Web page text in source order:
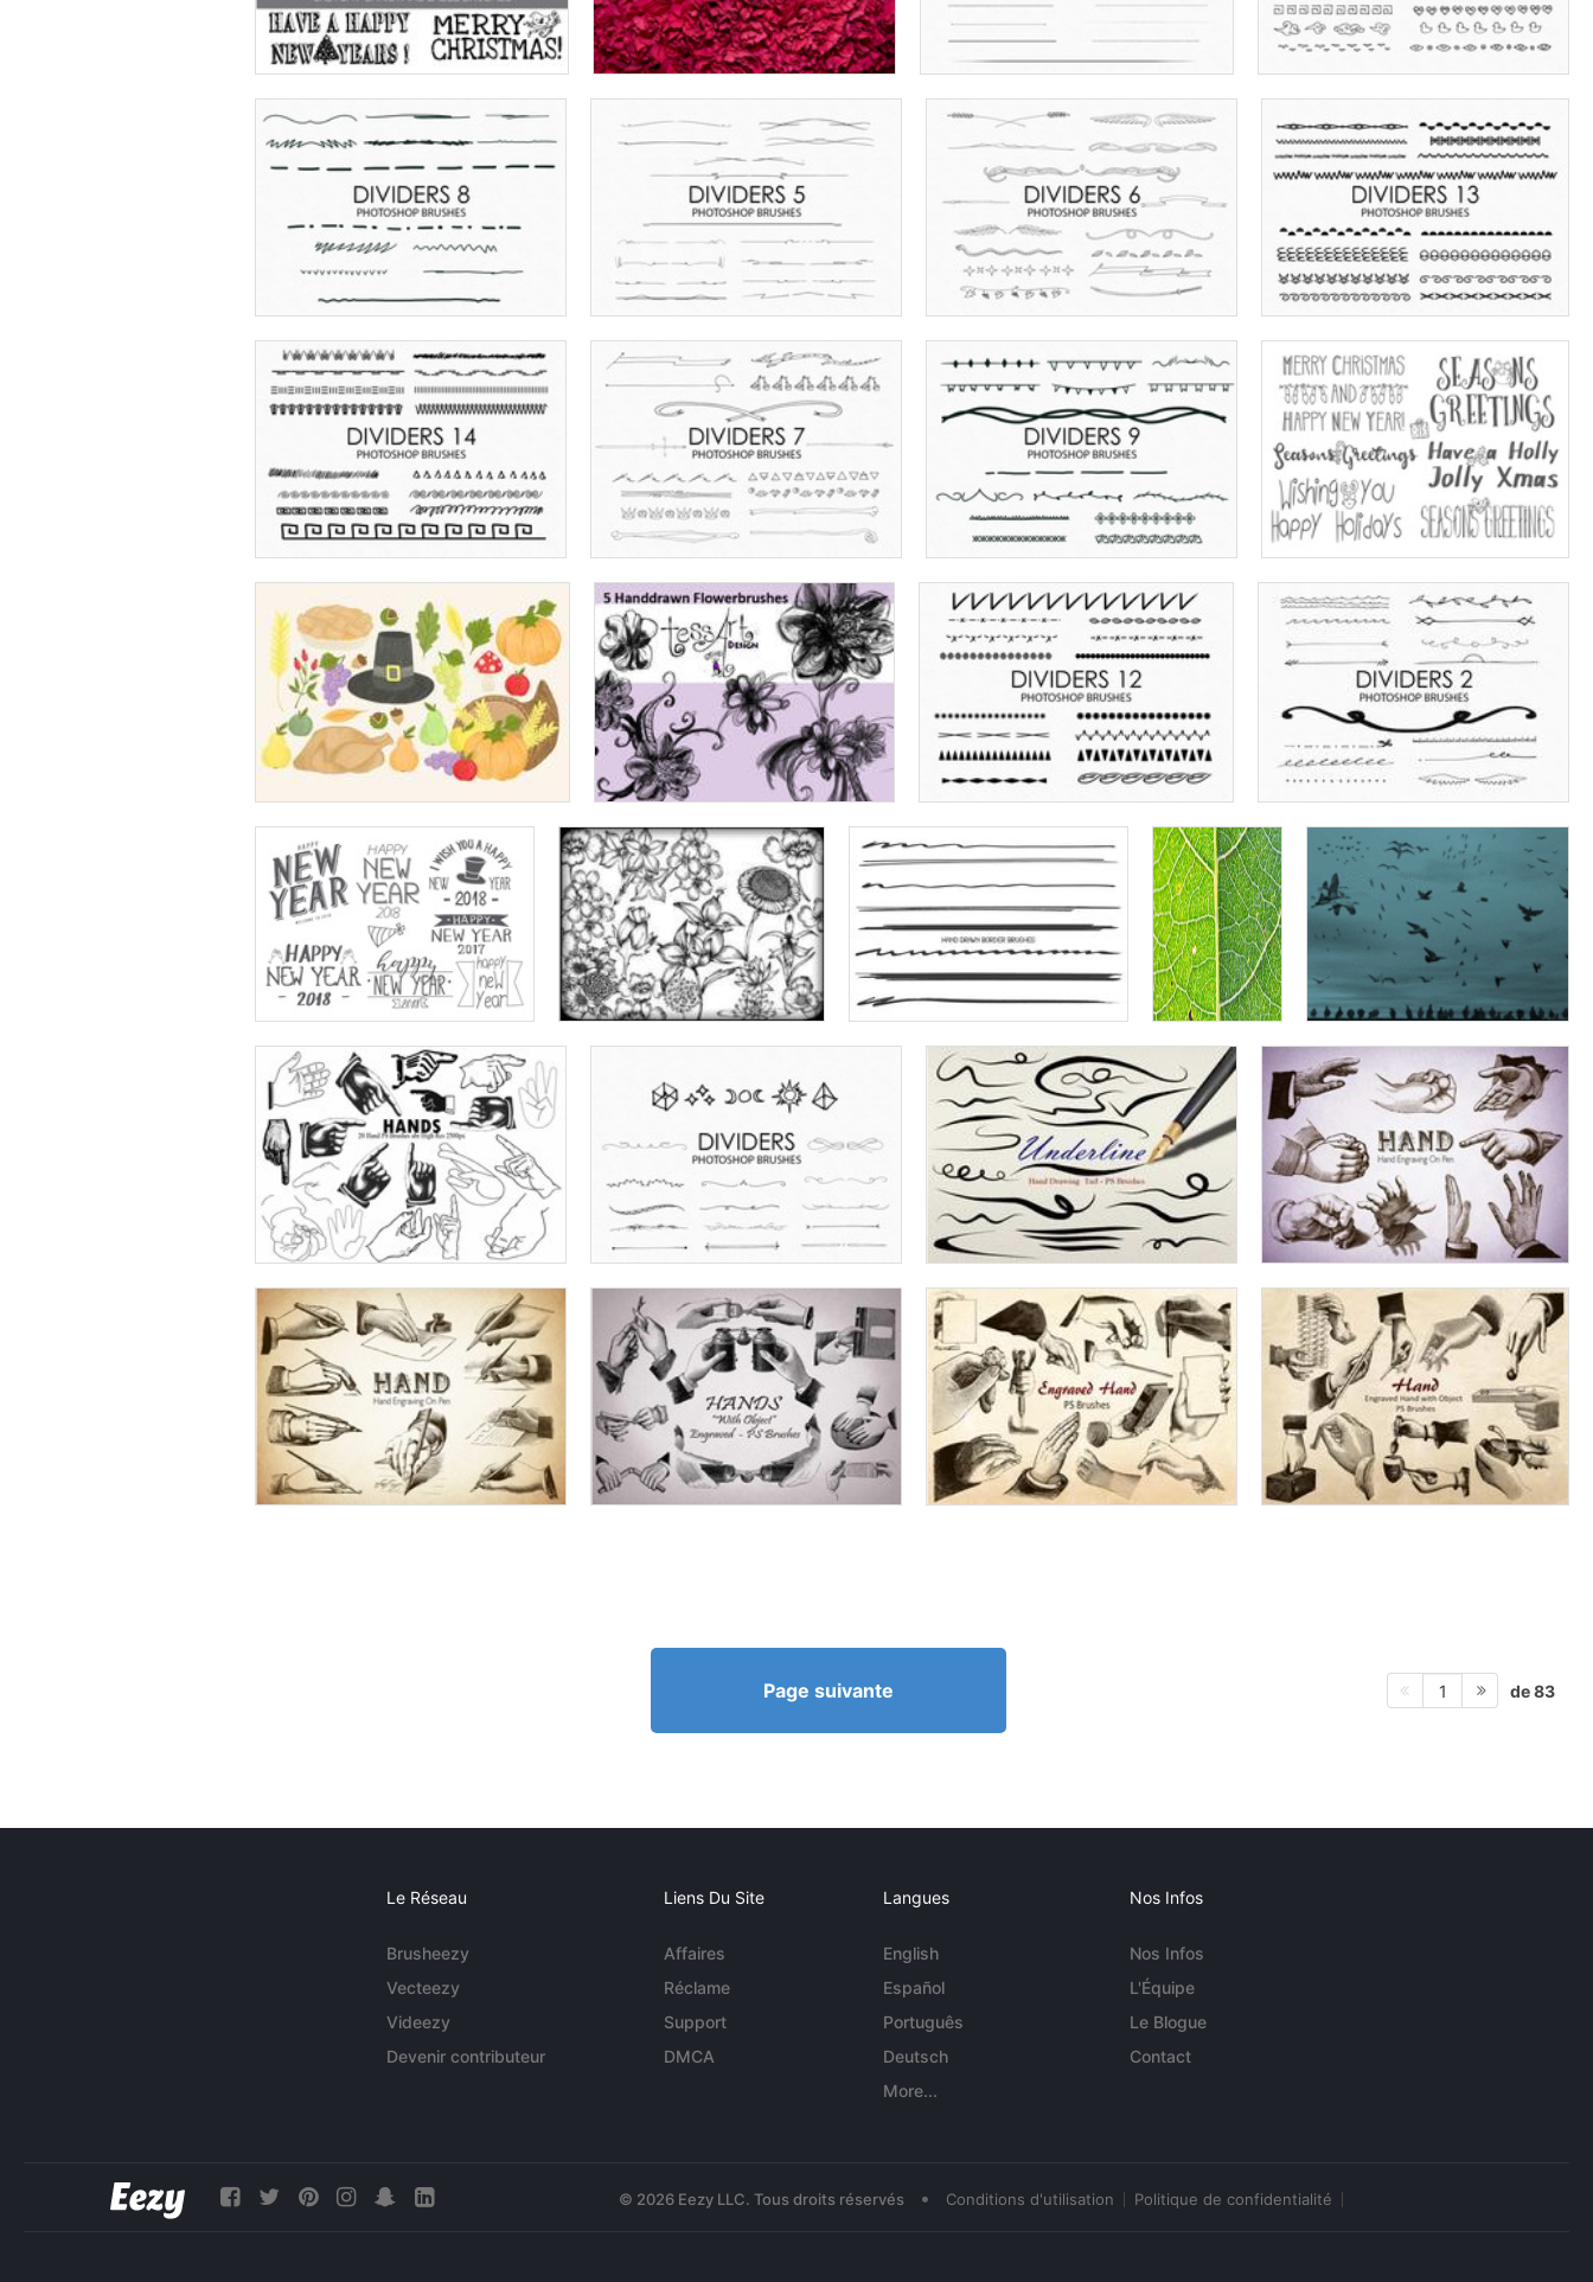
Page suivante 1 de 83
Le Réseau
Brusheezy
Vecteezy
Videezy
Devenir contributeur
Liens Du Site
Affaires
Réclame
Support
DMCA
Langues
English
Español
Português
Deutsch
More...
Nos Infos
Nos Infos
L'Équipe
Le Blogue
Contact
© 2026 Eezy LLC. Tous droits réservés • Conditions d'utilisation Politique de confidentialité